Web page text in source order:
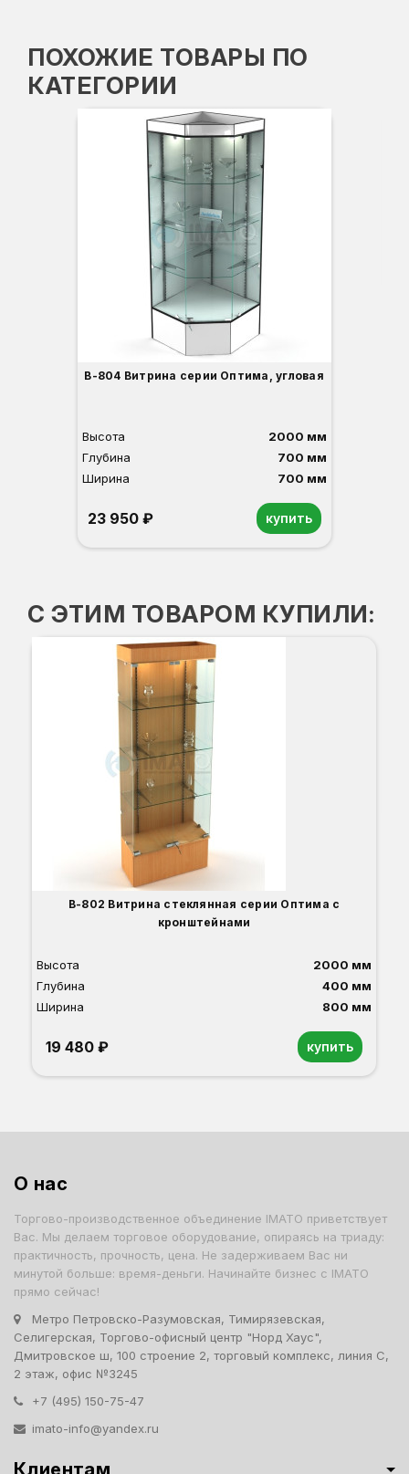
ПОХОЖИЕ ТОВАРЫ ПО
КАТЕГОРИИ
В-804 Витрина серии Оптима, угловая
Высота
2000 мм
Глубина
700 мм
Ширина
700 мм
23 950 ₽ купить
С ЭТИМ ТОВАРОМ КУПИЛИ:
В-802 Витрина стеклянная серии Оптима с
кронштейнами
Высота
2000 мм
Глубина
400 мм
Ширина
800 мм
19 480 ₽ купить
О нас
Торгово-производственное объединение IMATO приветствует
Вас. Мы делаем торговое оборудование, опираясь на триаду:
практичность, прочность, цена. Не задерживаем Вас ни
минутой больше: время-деньги. Начинайте бизнес с IMATO
прямо сейчас!
Метро Петровско-Разумовская, Тимирязевская,
Селигерская, Торгово-офисный центр "Норд Хаус",
Дмитровское ш, 100 строение 2, торговый комплекс, линия С,
2 этаж, офис №3245
+7 (495) 150-75-47
imato-info@yandex.ru